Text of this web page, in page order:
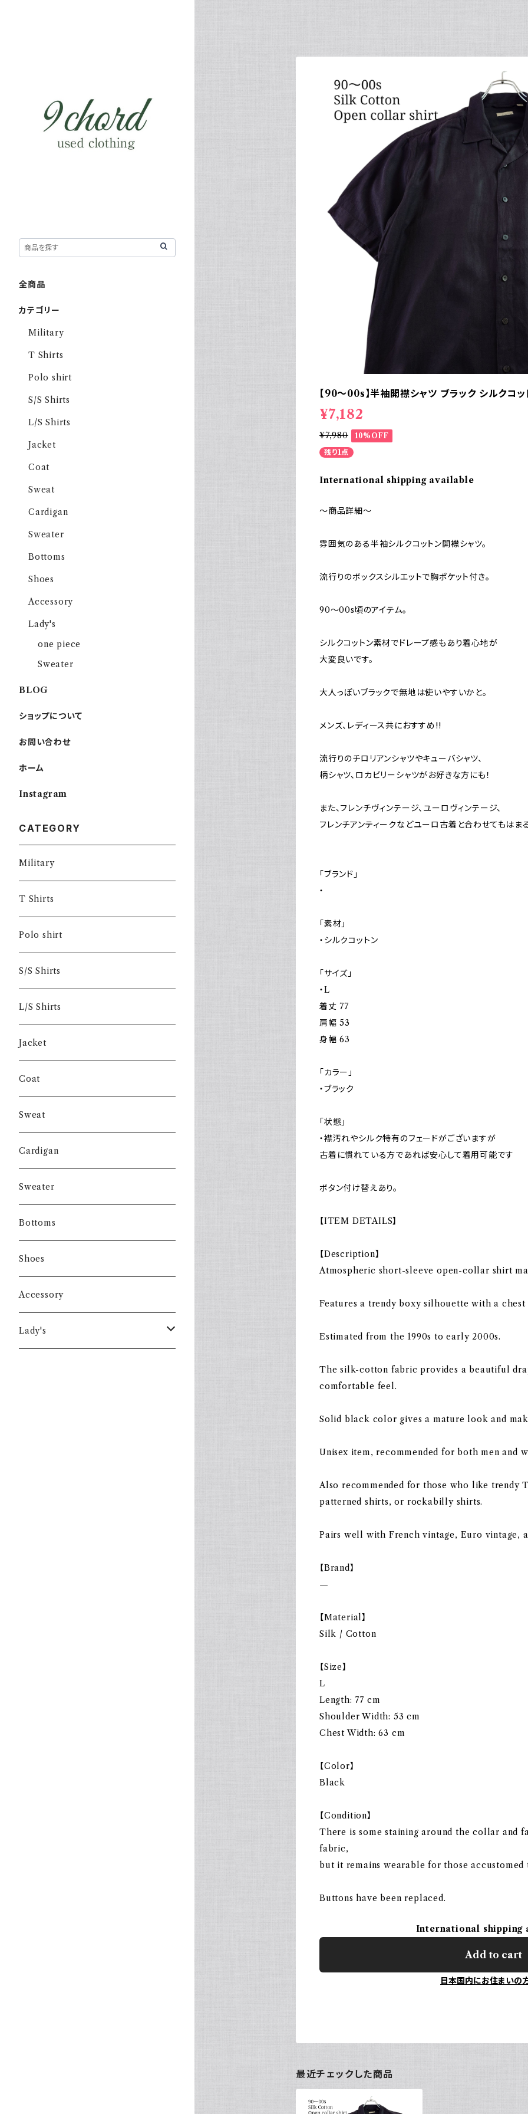
【90～00s】半袖開襟シャツ ブラック シルクコ
¥7,182
¥7,980
10%OFF
残り1点
International shipping available
～商品詳細～
雰囲気のある半袖シルクコットン開襟シャツ。
流行りのボックスシルエットで胸ポケット付き。
90～00s頃のアイテム。
シルクコットン素材でドレープ感もあり着心地が
大変良いです。
大人っぽいブラックで無地は使いやすいかと。
メンズ、レディース共におすすめ!!
流行りのチロリアンシャツやキューバシャツ、
柄シャツ、ロカビリーシャツがお好きな方にも！
また、フレンチヴィンテージ、ユーロヴィンテージ、
フレンチアンティークなどユーロ古着と合わせてもはま
「ブランド」
・
「素材」
・シルクコットン
「サイズ」
・L
着丈 77
肩幅 53
身幅 63
「カラー」
・ブラック
「状態」
・襟汚れやシルク特有のフェードがございますが
古着に慣れている方であれば安心して着用可能です
ボタン付け替えあり。
【ITEM DETAILS】
【Description】
Atmospheric short-sleeve open-collar shirt
Features a trendy boxy silhouette with a
Estimated from the 1990s to early 2000s.
The silk-cotton fabric provides a beautiful
comfortable feel.
Solid black color gives a mature look and
Unisex item, recommended for both men and
Also recommended for those who like trendy
patterned shirts, or rockabilly shirts.
Pairs well with French vintage, Euro vintage,
【Brand】
—
【Material】
Silk / Cotton
【Size】
L
Length: 77 cm
Shoulder Width: 53 cm
Chest Width: 63 cm
【Color】
Black
【Condition】
There is some staining around the collar and
fabric,
but it remains wearable for those
Buttons have been replaced.
International shipping
Add to cart
日本国内にお住まいの
最近チェックした商品
全商品
カテゴリー
Military
T Shirts
Polo shirt
S/S Shirts
L/S Shirts
Jacket
Coat
Sweat
Cardigan
Sweater
Bottoms
Shoes
Accessory
Lady's
one piece
Sweater
BLOG
ショップについて
お問い合わせ
ホーム
Instagram
CATEGORY
Military
T Shirts
Polo shirt
S/S Shirts
L/S Shirts
Jacket
Coat
Sweat
Cardigan
Sweater
Bottoms
Shoes
Accessory
Lady's